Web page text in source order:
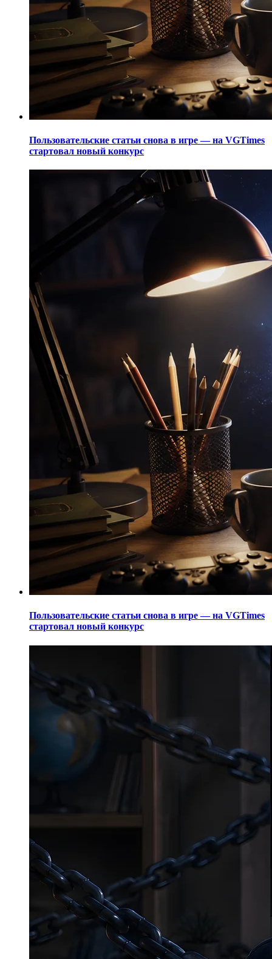
Пользовательские статьи снова в игре — на VGTimes
стартовал новый конкурс
Пользовательские статьи снова в игре — на VGTimes
стартовал новый конкурс